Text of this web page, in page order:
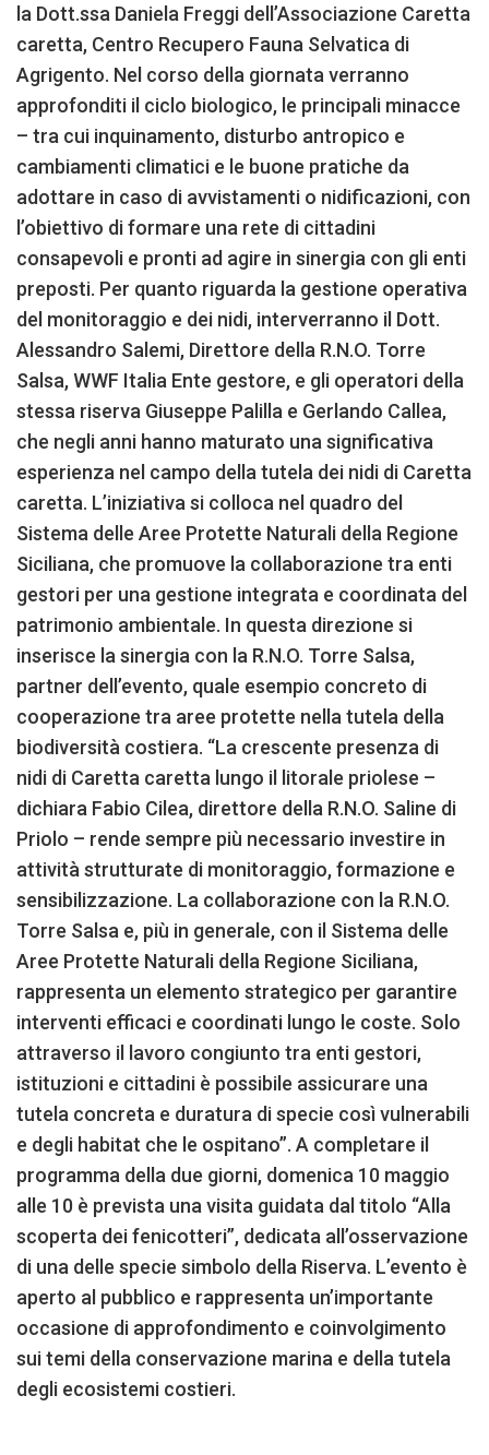
la Dott.ssa Daniela Freggi dell’Associazione Caretta
caretta, Centro Recupero Fauna Selvatica di
Agrigento. Nel corso della giornata verranno
approfonditi il ciclo biologico, le principali minacce
– tra cui inquinamento, disturbo antropico e
cambiamenti climatici e le buone pratiche da
adottare in caso di avvistamenti o nidificazioni, con
l’obiettivo di formare una rete di cittadini
consapevoli e pronti ad agire in sinergia con gli enti
preposti. Per quanto riguarda la gestione operativa
del monitoraggio e dei nidi, interverranno il Dott.
Alessandro Salemi, Direttore della R.N.O. Torre
Salsa, WWF Italia Ente gestore, e gli operatori della
stessa riserva Giuseppe Palilla e Gerlando Callea,
che negli anni hanno maturato una significativa
esperienza nel campo della tutela dei nidi di Caretta
caretta. L’iniziativa si colloca nel quadro del
Sistema delle Aree Protette Naturali della Regione
Siciliana, che promuove la collaborazione tra enti
gestori per una gestione integrata e coordinata del
patrimonio ambientale. In questa direzione si
inserisce la sinergia con la R.N.O. Torre Salsa,
partner dell’evento, quale esempio concreto di
cooperazione tra aree protette nella tutela della
biodiversità costiera. “La crescente presenza di
nidi di Caretta caretta lungo il litorale priolese –
dichiara Fabio Cilea, direttore della R.N.O. Saline di
Priolo – rende sempre più necessario investire in
attività strutturate di monitoraggio, formazione e
sensibilizzazione. La collaborazione con la R.N.O.
Torre Salsa e, più in generale, con il Sistema delle
Aree Protette Naturali della Regione Siciliana,
rappresenta un elemento strategico per garantire
interventi efficaci e coordinati lungo le coste. Solo
attraverso il lavoro congiunto tra enti gestori,
istituzioni e cittadini è possibile assicurare una
tutela concreta e duratura di specie così vulnerabili
e degli habitat che le ospitano”. A completare il
programma della due giorni, domenica 10 maggio
alle 10 è prevista una visita guidata dal titolo “Alla
scoperta dei fenicotteri”, dedicata all’osservazione
di una delle specie simbolo della Riserva. L’evento è
aperto al pubblico e rappresenta un’importante
occasione di approfondimento e coinvolgimento
sui temi della conservazione marina e della tutela
degli ecosistemi costieri.